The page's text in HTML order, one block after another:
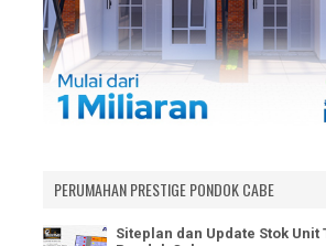
PERUMAHAN PRESTIGE PONDOK CABE
Siteplan dan Update Stok